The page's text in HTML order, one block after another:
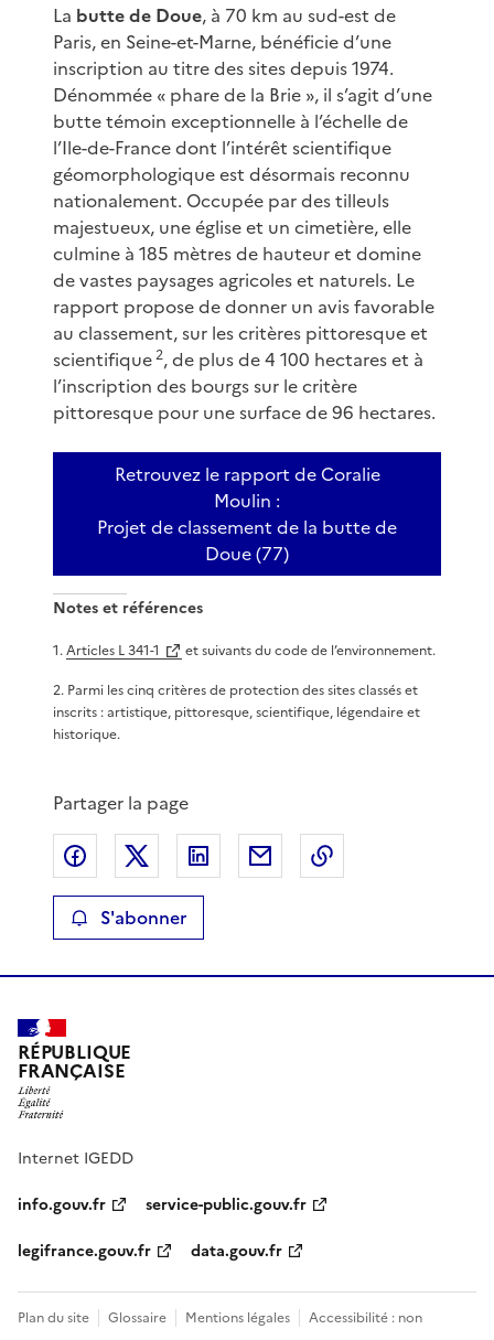
La butte de Doue, à 70 km au sud-est de
Paris, en Seine-et-Marne, bénéficie d’une
inscription au titre des sites depuis 1974.
Dénommée « phare de la Brie », il s’agit d’une
butte témoin exceptionnelle à l’échelle de
l’Ile-de-France dont l’intérêt scientifique
géomorphologique est désormais reconnu
nationalement. Occupée par des tilleuls
majestueux, une église et un cimetière, elle
culmine à 185 mètres de hauteur et domine
de vastes paysages agricoles et naturels. Le
rapport propose de donner un avis favorable
au classement, sur les critères pittoresque et
scientifique2, de plus de 4 100 hectares et à
l’inscription des bourgs sur le critère
pittoresque pour une surface de 96 hectares.
Retrouvez le rapport de Coralie
Moulin :
Projet de classement de la butte de
Doue (77)
Notes et références
1.Articles L 341-1
et suivants du code de l’environnement.
2. Parmi les cinq critères de protection des sites classés et
inscrits : artistique, pittoresque, scientifique, légendaire et
historique.
Partager la page
Partager sur Facebook
Partager sur XPartager sur LinkedIn
Partager par email
S'abonner
RÉPUBLIQUE
FRANÇAISE
Internet IGEDD
info.gouv.fr
service-public.gouv.fr
legifrance.gouv.fr
data.gouv.fr
Plan du site Glossaire Mentions légales Accessibilité : non